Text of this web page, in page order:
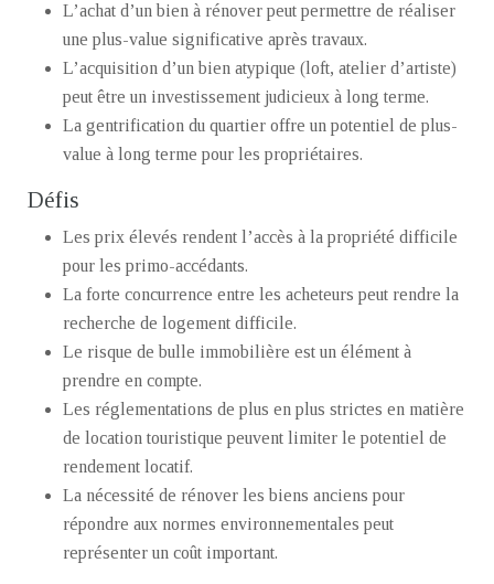
L’achat d’un bien à rénover peut permettre de réaliser
une plus-value significative après travaux.
L’acquisition d’un bien atypique (loft, atelier d’artiste)
peut être un investissement judicieux à long terme.
La gentrification du quartier offre un potentiel de plus-
value à long terme pour les propriétaires.
Défis
Les prix élevés rendent l’accès à la propriété difficile
pour les primo-accédants.
La forte concurrence entre les acheteurs peut rendre la
recherche de logement difficile.
Le risque de bulle immobilière est un élément à
prendre en compte.
Les réglementations de plus en plus strictes en matière
de location touristique peuvent limiter le potentiel de
rendement locatif.
La nécessité de rénover les biens anciens pour
répondre aux normes environnementales peut
représenter un coût important.